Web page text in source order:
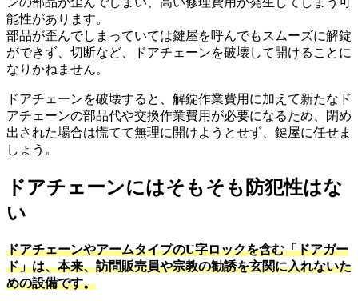
能性があります。
部品が歪んでしまっていては鍵屋を呼んでもスムーズに解錠
ができず、切断など、ドアチェーンを破壊して開けることに
なりかねません。
ドアチェーンを破壊すると、解錠作業費用に加えて新たなド
アチェーンの部品代や交換作業費用が必要になるため、閉め
出された場合は慌てて無理に開けようとせず、鍵屋に任せま
しょう。
ドアチェーンにはそもそも防犯性はな
い
ドアチェーンやアームタイプのU字ロックを含む「ドアガー
ド」は、本来、訪問販売員や宗教の勧誘を玄関に入れないた
めの設備です。